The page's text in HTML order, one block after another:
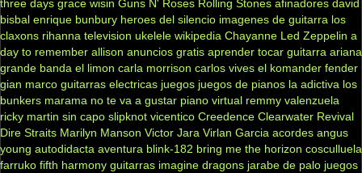
three days grace wisin Guns N' Roses Rolling Stones afinadores david
bisbal enrique bunbury heroes del silencio imagenes de guitarra los
claxons rihanna television ukelele wikipedia Chayanne Led Zeppelin a
day to remember allison anuncios gratis aprender tocar guitarra ariana
grande banda el limon carla morrison carlos vives el komander fender
gian marco guitarras electricas juegos juegos de pianos la adictiva los
bunkers marama no te va a gustar piano virtual remmy valenzuela
ricky martin sin capo slipknot vicentico Creedence Clearwater Revival
Dire Straits Marilyn Manson Victor Jara Virlan Garcia acordes angus
young autodidacta aventura blink-182 bring me the horizon cosculluela
farruko fifth harmony guitarras imagine dragons jarabe de palo juegos